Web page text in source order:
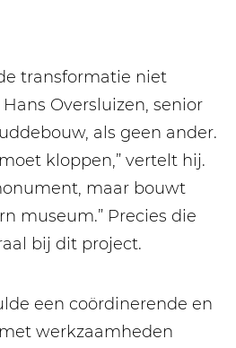
transformatie niet
Oversluizen, senior
als geen ander.
kloppen,” vertelt hij.
maar bouwt
museum.” Precies die
bij dit project.
een coördinerende en
werkzaamheden